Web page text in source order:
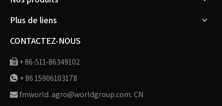
Plus de liens
CONTACTEZ-NOUS
 + 86-511-86349102
 + 86 15906103178
fmworld. agro@worldgroup.com. CN